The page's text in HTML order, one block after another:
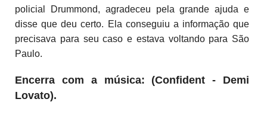
policial Drummond, agradeceu pela grande ajuda e
disse que deu certo. Ela conseguiu a informação que
precisava para seu caso e estava voltando para São
Paulo.
Encerra com a música: (Confident - Demi
Lovato).